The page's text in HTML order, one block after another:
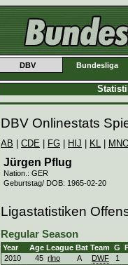
DBV Bundesliga
DBV Onlinestats
AB CDE FG HIJ KL
Jürgen Pflug
Nation.: GER
Geburtstag/ DOB: 1965-02-20
Ligastatistiken
Regular Season
Year Age League Bat Team G
2010
45 rlno A DWF
1